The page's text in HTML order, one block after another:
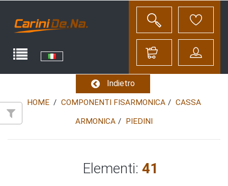
Indietro
HOME COMPONENTI FISARMONICA CASSA
ARMONICA PIEDINI
Elementi: 41